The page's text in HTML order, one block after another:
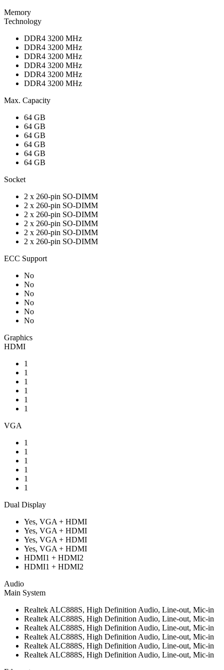
Memory
Technology
DDR4 3200 MHz
DDR4 3200 MHz
DDR4 3200 MHz
DDR4 3200 MHz
DDR4 3200 MHz
DDR4 3200 MHz
Max. Capacity
64 GB
64 GB
64 GB
64 GB
64 GB
64 GB
Socket
2 x 260-pin SO-DIMM
2 x 260-pin SO-DIMM
2 x 260-pin SO-DIMM
2 x 260-pin SO-DIMM
2 x 260-pin SO-DIMM
2 x 260-pin SO-DIMM
ECC Support
No
No
No
No
No
No
Graphics
HDMI
1
1
1
1
1
1
VGA
1
1
1
1
1
1
Dual Display
Yes, VGA + HDMI
Yes, VGA + HDMI
Yes, VGA + HDMI
Yes, VGA + HDMI
HDMI1 + HDMI2
HDMI1 + HDMI2
Audio
Main System
Realtek ALC888S, High Definition Audio, Line-out, Mic-in
Realtek ALC888S, High Definition Audio, Line-out, Mic-in
Realtek ALC888S, High Definition Audio, Line-out, Mic-in
Realtek ALC888S, High Definition Audio, Line-out, Mic-in
Realtek ALC888S, High Definition Audio, Line-out, Mic-in
Realtek ALC888S, High Definition Audio, Line-out, Mic-in